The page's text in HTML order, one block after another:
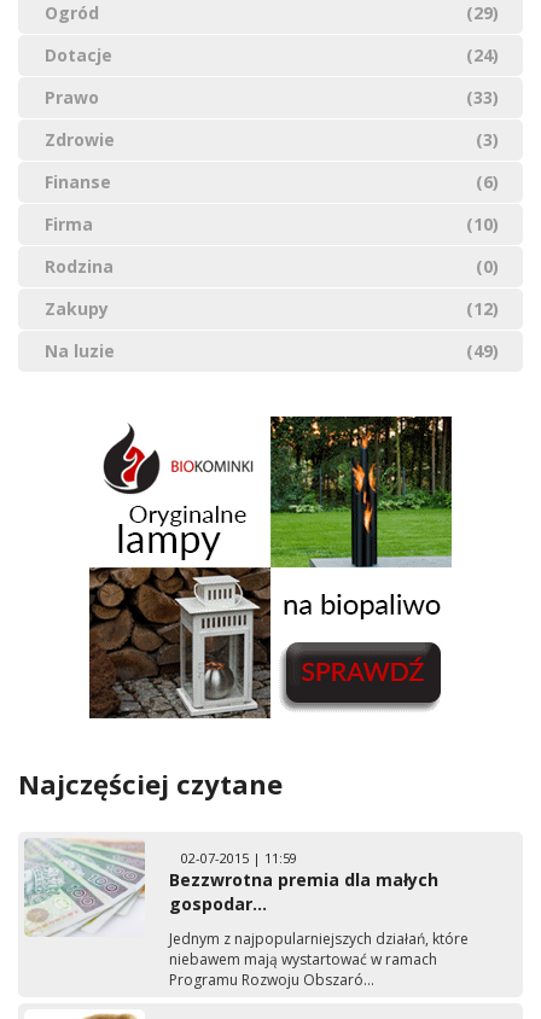
Ogród
(29)
Dotacje
(24)
Prawo
(33)
Zdrowie
(3)
Finanse
(6)
Firma
(10)
Rodzina
(0)
Zakupy
(12)
Na luzie
(49)
Najczęściej czytane
02-07-2015 | 11:59
Bezzwrotna premia dla małych
gospodar...
Jednym z najpopularniejszych działań, które
niebawem mają wystartować w ramach
Programu Rozwoju Obszaró...